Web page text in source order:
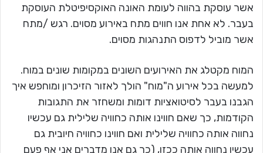
אשר עוסקת בהווה לעומת האונה האוקסיפיטלת העוסקת
בעבר. לא אחת אנו חווים מתח באירוע מסוים. רגש /מתח
אשר מוביל לדפוס התנהגות מסוים.
המוח מקטלג את האירועים השונים במקומות שונים במוח.
למעשה בכל אירוע ה"מוח" הולך לאזור הזיכרון ומוחפש איך
הגבנו בעבר לסיטואציות דומות ומשחזר את התגובות
הקודמות, כך שאם חווינו אותה כחוויה שלילית גם עכשיו
נחווה אותה כחוויה שלילית ואם חווינו כחוויה חיובית גם
עכשיו נחווה אותה ככזו, (כך גם אנו מדברים אני אף פעם